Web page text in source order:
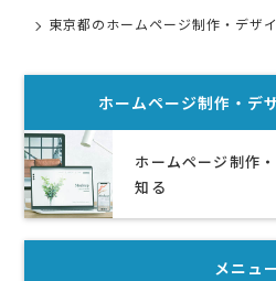
東京都のホームページ制作・デザ
ホームページ制作・デ
ホームページ制作
知る
メニュ